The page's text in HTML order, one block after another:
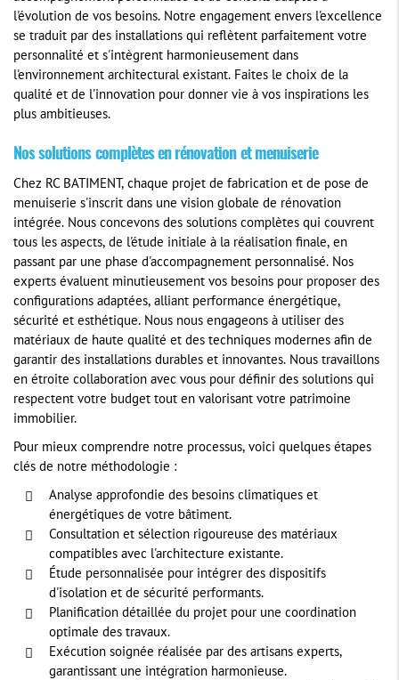
l'évolution de vos besoins. Notre engagement envers l'excellence
se traduit par des installations qui reflètent parfaitement votre
personnalité et s'intègrent harmonieusement dans
l'environnement architectural existant. Faites le choix de la
qualité et de l'innovation pour donner vie à vos inspirations les
plus ambitieuses.
Nos solutions complètes en rénovation et menuiserie
Chez RC BATIMENT, chaque projet de fabrication et de pose de
menuiserie s'inscrit dans une vision globale de rénovation
intégrée. Nous concevons des solutions complètes qui couvrent
tous les aspects, de l'étude initiale à la réalisation finale, en
passant par une phase d'accompagnement personnalisé. Nos
experts évaluent minutieusement vos besoins pour proposer des
configurations adaptées, alliant performance énergétique,
sécurité et esthétique. Nous nous engageons à utiliser des
matériaux de haute qualité et des techniques modernes afin de
garantir des installations durables et innovantes. Nous travaillons
en étroite collaboration avec vous pour définir des solutions qui
respectent votre budget tout en valorisant votre patrimoine
immobilier.
Pour mieux comprendre notre processus, voici quelques étapes
clés de notre méthodologie :
Analyse approfondie des besoins climatiques et
énergétiques de votre bâtiment.
Consultation et sélection rigoureuse des matériaux
compatibles avec l'architecture existante.
Étude personnalisée pour intégrer des dispositifs
d'isolation et de sécurité performants.
Planification détaillée du projet pour une coordination
optimale des travaux.
Exécution soignée réalisée par des artisans experts,
garantissant une intégration harmonieuse.